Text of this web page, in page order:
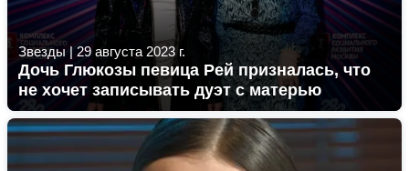
Звезды | 29 августа 2023 г.
Дочь Глюкозы певица Рей призналась, что
не хочет записывать дуэт с матерью